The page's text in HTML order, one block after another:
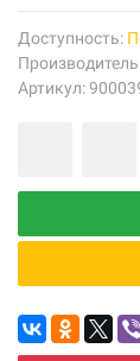
Доступность:
Артикул: